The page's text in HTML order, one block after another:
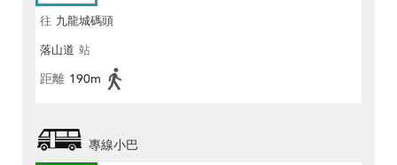
往 九龍城碼頭
落山道 站
距離 190m
專線小巴